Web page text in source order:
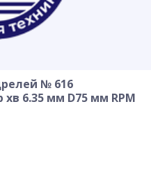
№ 616
6.35 мм D75 мм RPM